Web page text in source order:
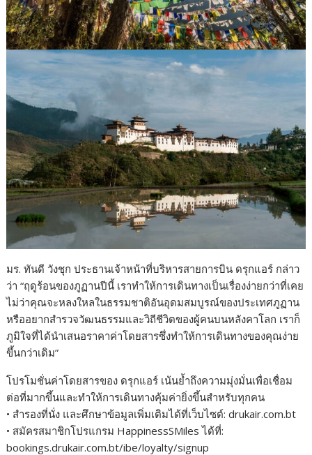
มร. ทันดี วังชุก ประธานเจ้าหน้าที่บริหารสายการบิน ดรุกแอร์ กล่าว
ว่า “ฤดูร้อนของภูฏานปีนี้ เราทำให้การเดินทางเป็นเรื่องง่ายกว่าที่เคย
ไม่ว่าคุณจะหลงใหลในธรรมชาติอันอุดมสมบูรณ์ของประเทศภูฏาน
หรืออยากสำรวจวัฒนธรรมและวิถีชีวิตของผู้คนบนหลังคาโลก เราก็
ภูมิใจที่ได้นำเสนอราคาค่าโดยสารซึ่งทำให้การเดินทางของคุณง่าย
ขึ้นกว่าเดิม”
โปรโมชั่นค่าโดยสารของ ดรุกแอร์ เน้นย้ำถึงความมุ่งมั่นเพื่อเชื่อม
ต่อที่มากขึ้นและทำให้การเดินทางคุ้มค่ายิ่งขึ้นสำหรับทุกคน
• สำรองที่นั่ง และศึกษาข้อมูลเพิ่มเติมได้ที่เว็บไซต์: drukair.com.bt
• สมัครสมาชิกโปรแกรม HappinessSMiles ได้ที่:
bookings.drukair.com.bt/ibe/loyalty/signup